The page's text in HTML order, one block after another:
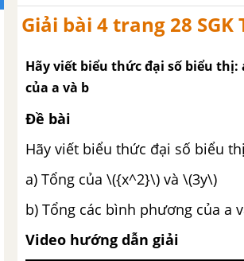
Giải bài 4 trang 28
Hãy viết biểu thức đại số biểu thị:
của a và b
Đề bài
Hãy viết biểu thức đại số biểu
a) Tổng của \({x^2}\) và \(3y\)
b) Tổng các bình phương của a
Video hướng dẫn giải